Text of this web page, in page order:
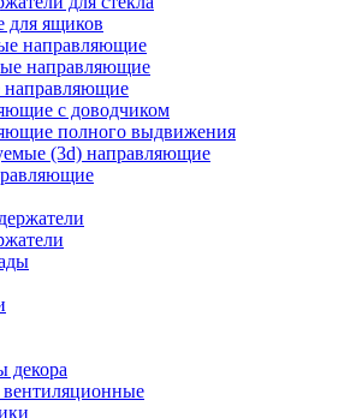
для ящиков
направляющие
направляющие
направляющие
с доводчиком
полного выдвижения
(3d) направляющие
декора